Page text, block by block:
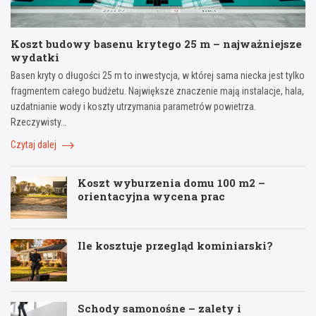
Koszt budowy basenu krytego 25 m – najważniejsze
wydatki
Basen kryty o długości 25 m to inwestycja, w której sama niecka jest tylko
fragmentem całego budżetu. Największe znaczenie mają instalacje, hala,
uzdatnianie wody i koszty utrzymania parametrów powietrza.
Rzeczywisty…
Czytaj dalej
Koszt wyburzenia domu 100 m2 –
orientacyjna wycena prac
Ile kosztuje przegląd kominiarski?
Schody samonośne – zalety i